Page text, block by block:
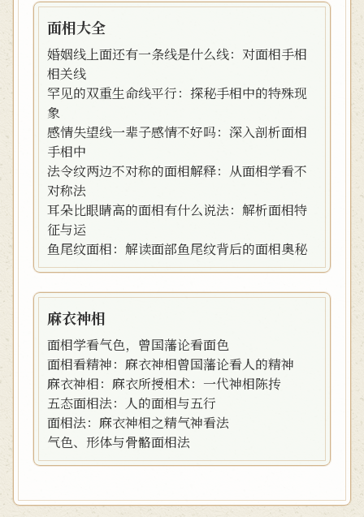
面相大全
婚姻线上面还有一条线是什么线：对面相手相
相关线
罕见的双重生命线平行：探秘手相中的特殊现
象
感情失望线一辈子感情不好吗：深入剖析面相
手相中
法令纹两边不对称的面相解释：从面相学看不
对称法
耳朵比眼睛高的面相有什么说法：解析面相特
征与运
鱼尾纹面相：解读面部鱼尾纹背后的面相奥秘
麻衣神相
面相学看气色，曾国藩论看面色
面相看精神：麻衣神相曾国藩论看人的精神
麻衣神相：麻衣所授相术：一代神相陈抟
五态面相法：人的面相与五行
面相法：麻衣神相之精气神看法
气色、形体与骨骼面相法